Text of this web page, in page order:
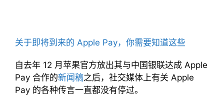
关于即将到来的 Apple Pay，你需要知道这些
自去年 12 月苹果官方放出其与中国银联达成 Apple
Pay 合作的新闻稿之后，社交媒体上有关 Apple
Pay 的各种传言一直都没有停过。